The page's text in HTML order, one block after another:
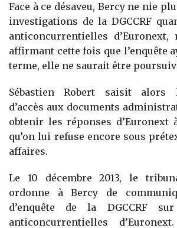
Face à ce désaveu, Bercy ne nie
investigations de la DGCCRF
anticoncurrentielles
affirmant cette fois que l’enquête
terme, elle ne saurait être
Sébastien Robert saisit alors
d’accès aux documents
obtenir les réponses d’Euronext
qu’on lui refuse encore sous
affaires.
Le 10 décembre 2013, le
ordonne à Bercy de
d’enquête de la DGCCRF
anticoncurrentielles